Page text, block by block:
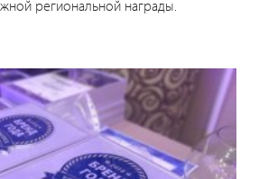
региональной награды.